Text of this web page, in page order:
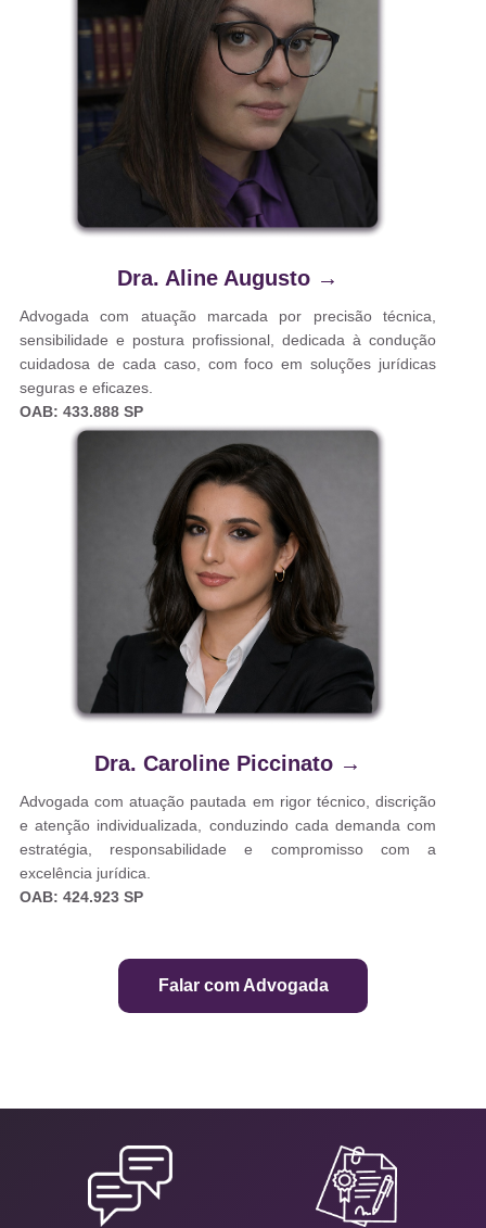
Dra. Aline Augusto →
Advogada com atuação marcada por precisão técnica,
sensibilidade e postura profissional, dedicada à condução
cuidadosa de cada caso, com foco em soluções jurídicas
seguras e eficazes.
OAB: 433.888 SP
Dra. Caroline Piccinato →
Advogada com atuação pautada em rigor técnico, discrição
e atenção individualizada, conduzindo cada demanda com
estratégia, responsabilidade e compromisso com a
excelência jurídica.
OAB: 424.923 SP
Falar com Advogada